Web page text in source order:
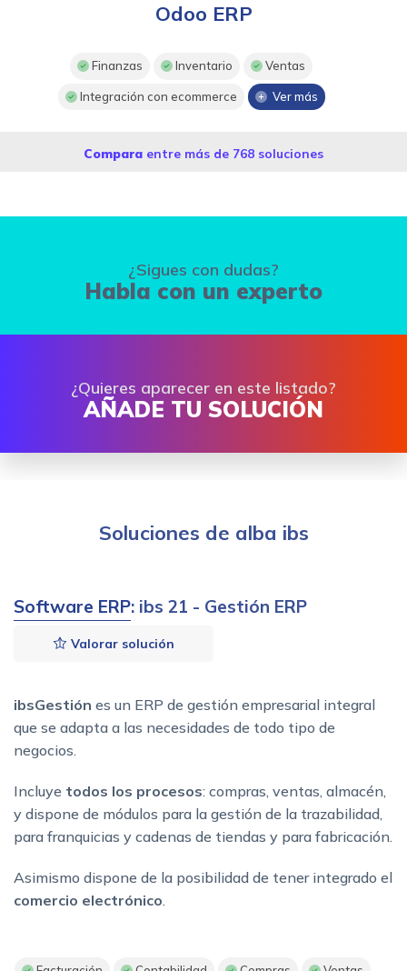
Odoo ERP
Finanzas Inventario Ventas
Integración con ecommerce Ver más
Compara entre más de 768 soluciones
¿Sigues con dudas?
Habla con un experto
¿Quieres aparecer en este listado?
AÑADE TU SOLUCIÓN
Soluciones de alba ibs
Software ERP: ibs 21 - Gestión ERP
Valorar solución
ibsGestión es un ERP de gestión empresarial integral
que se adapta a las necesidades de todo tipo de
negocios.
Incluye todos los procesos: compras, ventas, almacén,
y dispone de módulos para la gestión de la trazabilidad,
para franquicias y cadenas de tiendas y para fabricación.
Asimismo dispone de la posibilidad de tener integrado el
comercio electrónico